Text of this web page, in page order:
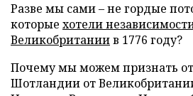
Разве мы сами – не гордые
которые хотели
Великобританиив 1776 году?
Почему мы можем признать
Шотландии от